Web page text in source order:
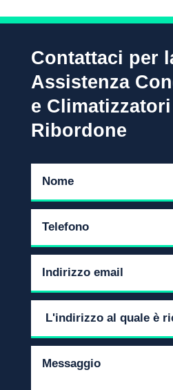
Contattaci per
Assistenza
e
Ribordone